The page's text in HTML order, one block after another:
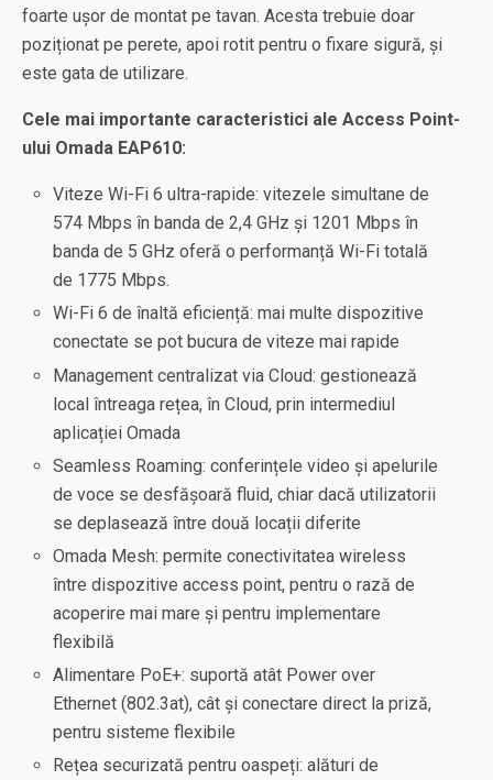
foarte ușor de montat pe tavan. Acesta trebuie doar
poziționat pe perete, apoi rotit pentru o fixare sigură, și
este gata de utilizare.
Cele mai importante caracteristici ale Access Point-
ului Omada EAP610:
Viteze Wi-Fi 6 ultra-rapide: vitezele simultane de
574 Mbps în banda de 2,4 GHz și 1201 Mbps în
banda de 5 GHz oferă o performanță Wi-Fi totală
de 1775 Mbps.
Wi-Fi 6 de înaltă eficiență: mai multe dispozitive
conectate se pot bucura de viteze mai rapide
Management centralizat via Cloud: gestionează
local întreaga rețea, în Cloud, prin intermediul
aplicației Omada
Seamless Roaming: conferințele video și apelurile
de voce se desfășoară fluid, chiar dacă utilizatorii
se deplasează între două locații diferite
Omada Mesh: permite conectivitatea wireless
între dispozitive access point, pentru o rază de
acoperire mai mare și pentru implementare
flexibilă
Alimentare PoE+: suportă atât Power over
Ethernet (802.3at), cât și conectare direct la priză,
pentru sisteme flexibile
Rețea securizată pentru oaspeți: alături de